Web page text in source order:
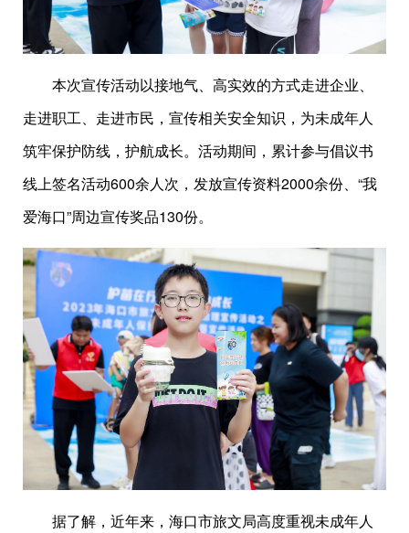
本次宣传活动以接地气、高实效的方式走进企业、
走进职工、走进市民，宣传相关安全知识，为未成年人
筑牢保护防线，护航成长。活动期间，累计参与倡议书
线上签名活动600余人次，发放宣传资料2000余份、“我
爱海口”周边宣传奖品130份。
据了解，近年来，海口市旅文局高度重视未成年人